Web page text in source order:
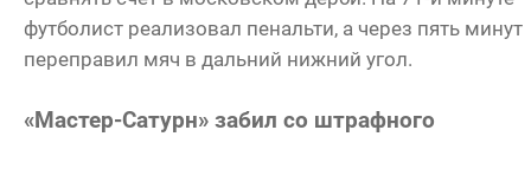
футболист реализовал пенальти, а через пять минут
переправил мяч в дальний нижний угол.
«Мастер-Сатурн» забил со штрафного